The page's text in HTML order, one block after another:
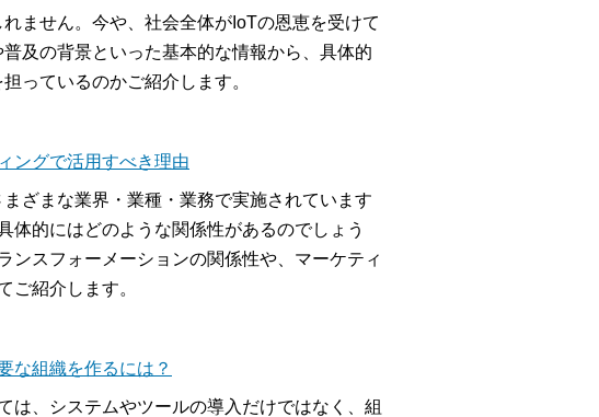
ません。今や、社会全体がIoTの恩恵を受けて
及の背景といった基本的な情報から、具体的
っているのかご紹介します。
ングで活用すべき理由
ざまな業界・業種・業務で実施されています
体的にはどのような関係性があるのでしょう
ンスフォーメーションの関係性や、マーケティ
ご紹介します。
な組織を作るには？
は、システムやツールの導入だけではなく、組